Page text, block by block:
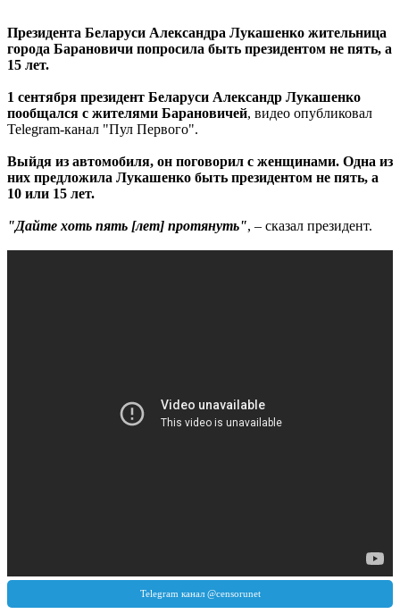
Президента Беларуси Александра Лукашенко жительница
города Барановичи попросила быть президентом не пять, а
15 лет.
1 сентября президент Беларуси Александр Лукашенко
пообщался с жителями Барановичей, видео опубликовал
Telegram-канал "Пул Первого".
Выйдя из автомобиля, он поговорил с женщинами. Одна из
них предложила Лукашенко быть президентом не пять, а
10 или 15 лет.
"Дайте хоть пять [лет] протянуть", – сказал президент.